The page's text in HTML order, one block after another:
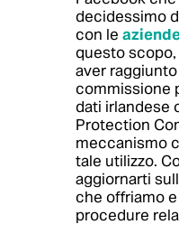
decidessimo
con le
questo
aver
commissione
dati irlandese
Protection
meccanismo
tale utilizzo.
aggiornarti
che offriamo
procedure